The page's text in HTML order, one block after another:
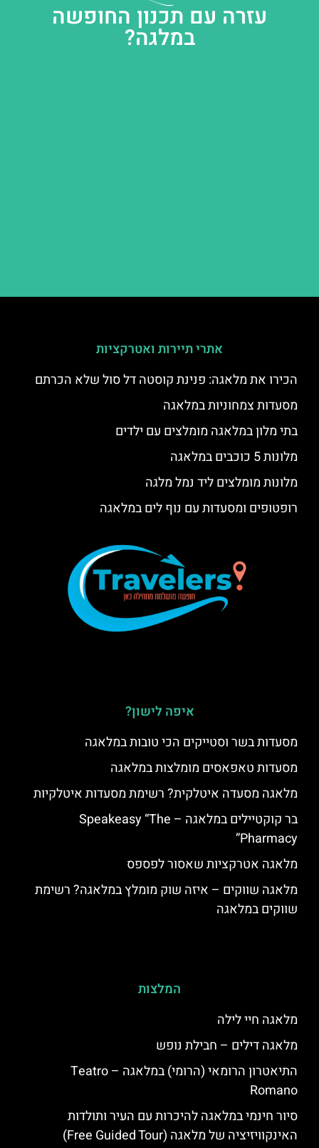
עזרה עם תכנון החופשה
במלגה?
אתרי תיירות ואטרקציות
הכירו את מלאגה: פנינת קוסטה דל סול שלא הכרתם
מסעדות צמחוניות במלאגה
בתי מלון במלאגה מומלצים עם ילדים
מלונות 5 כוכבים במלאגה
מלונות מומלצים ליד נמל מלגה
רופטופים ומסעדות עם נוף לים במלאגה
איפה לישון?
מסעדות בשר וסטייקים הכי טובות במלאגה
מסעדות טאפאסים מומלצות במלאגה
מלאגה מסעדה איטלקית? רשימת מסעדות איטלקיות
בר קוקטיילים במלאגה – Speakeasy “The
Pharmacy”
מלאגה אטרקציות שאסור לפספס
מלאגה שווקים – איזה שוק מומלץ במלאגה? רשימת
שווקים במלאגה
המלצות
מלאגה חיי לילה
מלאגה דילים – חבילת נופש
התיאטרון הרומאי (הרומי) במלאגה – ‪Teatro
Romano‬
סיור חינמי במלאגה להיכרות עם העיר ותולדות
האינקוויזיציה של מלאגה (Free Guided Tour)